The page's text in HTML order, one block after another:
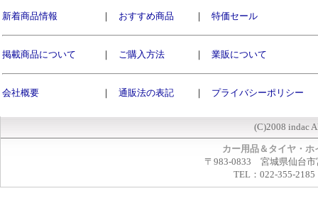
新着商品情報 ｜ おすすめ商品 ｜ 特価セール
掲載商品について ｜ ご購入方法 ｜ 業販について
会社概要 ｜ 通販法の表記 ｜ プライバシーポリシー
(C)2008 indac
カー用品＆タイヤ・
〒983-0833 宮城県仙台市
TEL：022-355-